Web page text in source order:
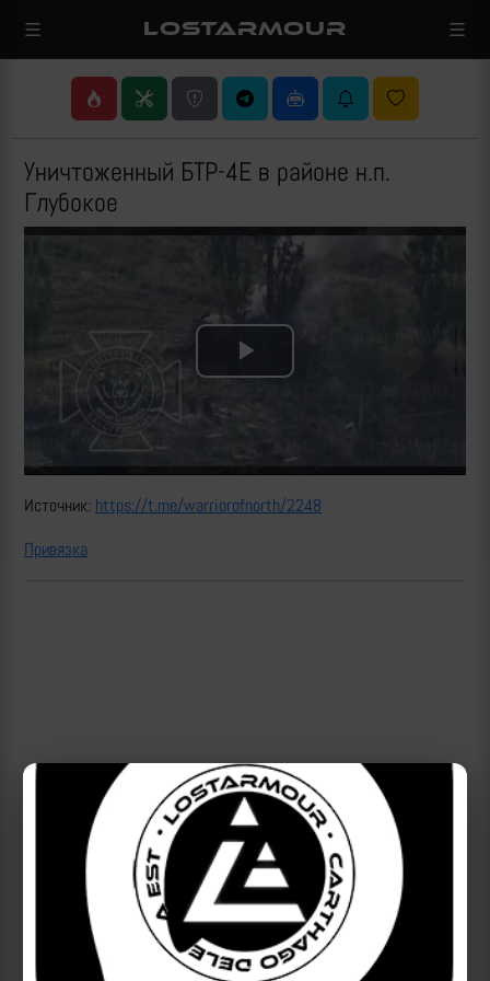
LOSTARMOUR
Уничтоженный БТР-4Е в районе н.п.
Глубокое
Play
Video
Источник: https://t.me/warriorofnorth/2248
Привязка